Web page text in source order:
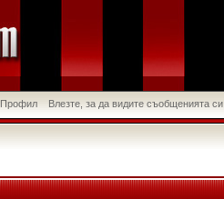
Профил Влезте, за да видите съобщенията си